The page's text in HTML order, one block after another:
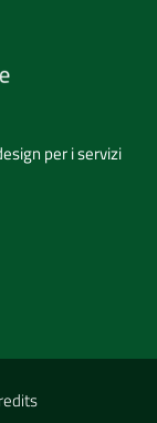
per i servizi